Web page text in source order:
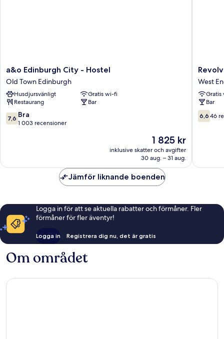
a&o
Edinburgh
City
-
Hostel
Old
Town
a&o Edinburgh City - Hostel
Old Town Edinburgh
Husdjursvänligt
Gratis wi-fi
Restaurang
Bar
7.6
av
7,6 Bra
1 003 recensioner
Priset
1 825 kr
1 825 kr
inklusive skatter och avgifter
30 aug. – 31 aug.
Revolver
West
End
West
Bar
6.6
av
6,6 46
Jämför liknande boenden
Logga in för att se aktuella rabatter och förmåner. Fler
förmåner för fler äventyr!
Logga in Registrera dig nu, det är gratis
Om området